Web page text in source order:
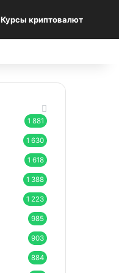
Курсы криптовалют
1 881
1 630
1 618
1 388
1 223
985
903
884